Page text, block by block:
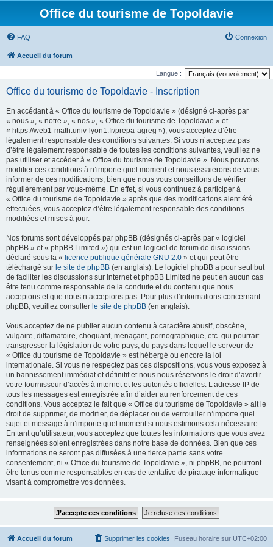
Office du tourisme de Topoldavie
FAQ Connexion
Accueil du forum
Langue :
Office du tourisme de Topoldavie - Inscription
En accédant à « Office du tourisme de Topoldavie » (désigné ci-après par
« nous », « notre », « nos », « Office du tourisme de Topoldavie » et
« https://web1-math.univ-lyon1.fr/prepa-agreg »), vous acceptez d’être
légalement responsable des conditions suivantes. Si vous n’acceptez pas
d’être légalement responsable de toutes les conditions suivantes, veuillez ne
pas utiliser et accéder à « Office du tourisme de Topoldavie ». Nous pouvons
modifier ces conditions à n’importe quel moment et nous essaierons de vous
informer de ces modifications, bien que nous vous conseillons de vérifier
régulièrement par vous-même. En effet, si vous continuez à participer à
« Office du tourisme de Topoldavie » après que des modifications aient été
effectuées, vous acceptez d’être légalement responsable des conditions
modifiées et mises à jour.
Nos forums sont développés par phpBB (désignés ci-après par « logiciel
phpBB » et « phpBB Limited ») qui est un logiciel de forum de discussions
déclaré sous la « licence publique générale GNU 2.0 » et qui peut être
téléchargé sur le site de phpBB (en anglais). Le logiciel phpBB a pour seul but
de faciliter les discussions sur internet et phpBB Limited ne peut en aucun cas
être tenu comme responsable de la conduite et du contenu que nous
acceptons et que nous n’acceptons pas. Pour plus d’informations concernant
phpBB, veuillez consulter le site de phpBB (en anglais).
Vous acceptez de ne publier aucun contenu à caractère abusif, obscène,
vulgaire, diffamatoire, choquant, menaçant, pornographique, etc. qui pourrait
transgresser la législation de votre pays, du pays dans lequel le serveur de
« Office du tourisme de Topoldavie » est hébergé ou encore la loi
internationale. Si vous ne respectez pas ces dispositions, vous vous exposez à
un bannissement immédiat et définitif et nous nous réservons le droit d’avertir
votre fournisseur d’accès à internet et les autorités officielles. L’adresse IP de
tous les messages est enregistrée afin d’aider au renforcement de ces
conditions. Vous acceptez le fait que « Office du tourisme de Topoldavie » ait le
droit de supprimer, de modifier, de déplacer ou de verrouiller n’importe quel
sujet et message à n’importe quel moment si nous estimons cela nécessaire.
En tant qu’utilisateur, vous acceptez que toutes les informations que vous avez
renseignées soient enregistrées dans notre base de données. Bien que ces
informations ne seront pas diffusées à une tierce partie sans votre
consentement, ni « Office du tourisme de Topoldavie », ni phpBB, ne pourront
être tenus comme responsables en cas de tentative de piratage informatique
visant à compromettre vos données.
Accueil du forum Fuseau horaire sur UTC+02:00
Supprimer les cookies